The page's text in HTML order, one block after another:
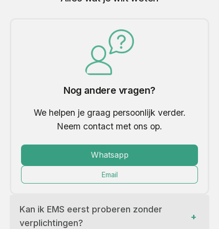
Nog andere vragen?
We helpen je graag persoonlijk verder.
Neem contact met ons op.
Whatsapp
Email
Kan ik EMS eerst proberen zonder
verplichtingen?
+